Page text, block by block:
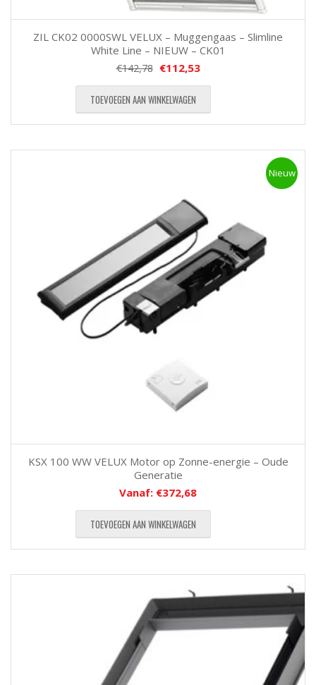
ZIL CK02 0000SWL VELUX – Muggengaas – Slimline
White Line – NIEUW – CK01
€142,78 €112,53
TOEVOEGEN AAN WINKELWAGEN
Nieuw
KSX 100 WW VELUX Motor op Zonne-energie – Oude
Generatie
Vanaf: €372,68
TOEVOEGEN AAN WINKELWAGEN